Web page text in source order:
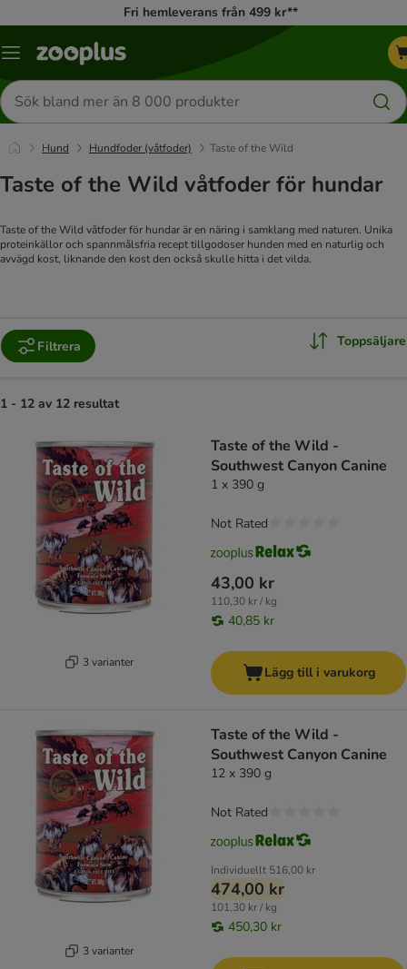
Fri hemleverans från 499 kr**
Katalogmeny
Sök
efter
produkter
Hund Hundfoder (våtfoder) Taste of the Wild
Taste of the Wild våtfoder för hundar
Taste of the Wild våtfoder för hundar är en näring i samklang med naturen. Unika
proteinkällor och spannmålsfria recept tillgodoser hunden med en naturlig och
avvägd kost, liknande den kost den också skulle hitta i det vilda.
Filtrera Toppsäljare
1 - 12 av 12 resultat
3 varianter
Taste of the Wild -
Southwest Canyon Canine
1 x 390 g
43,00 kr
110,30 kr / kg
40,85 kr
Not Rated
Lägg till i varukorg
3 varianter
Taste of the Wild -
Southwest Canyon Canine
12 x 390 g
Individuellt 516,00 kr
474,00 kr
101,30 kr / kg
450,30 kr
Not Rated